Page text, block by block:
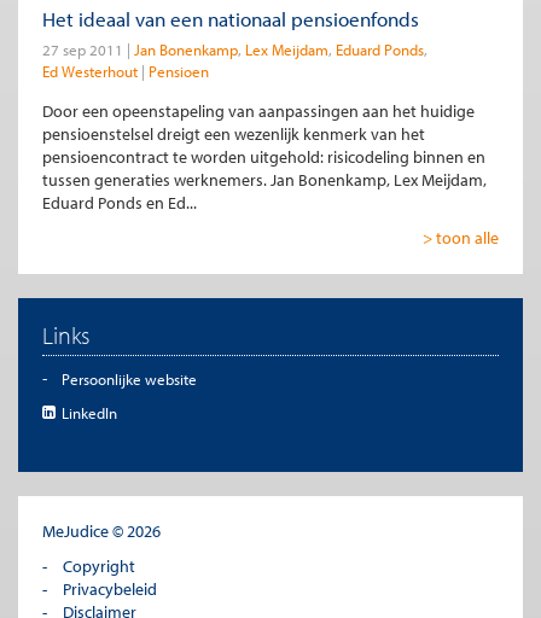
Het ideaal van een nationaal pensioenfonds
27 sep 2011 Jan Bonenkamp Lex Meijdam Eduard Ponds
Ed Westerhout
Pensioen
Door een opeenstapeling van aanpassingen aan het huidige
pensioenstelsel dreigt een wezenlijk kenmerk van het
pensioencontract te worden uitgehold: risicodeling binnen en
tussen generaties werknemers. Jan Bonenkamp, Lex Meijdam,
Eduard Ponds en Ed...
> toon alle
Links
Persoonlijke website
LinkedIn
MeJudice © 2026
Copyright
Privacybeleid
Disclaimer